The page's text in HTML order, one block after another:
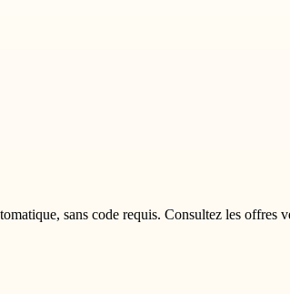
sans code requis. Consultez les offres